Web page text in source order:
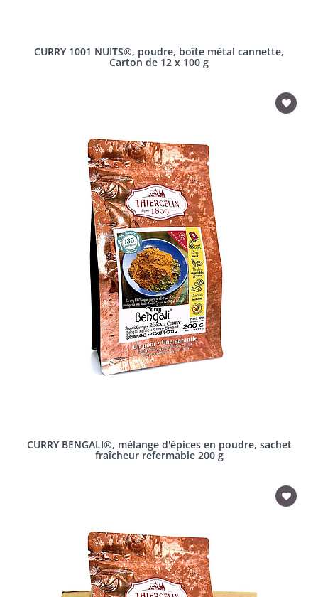
CURRY 1001 NUITS®, poudre, boîte métal cannette,
Carton de 12 x 100 g
CURRY BENGALI®, mélange d'épices en poudre, sachet
fraîcheur refermable 200 g